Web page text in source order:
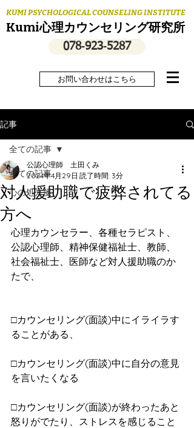
KUMI PSYCHOLOGICAL COUNSELING INSTITUTE
Kumi心理カウンセリング研究所
078‐923‐5287
お問い合わせはこちら
記事
全ての記事
心の処方箋
全ての記事
対人援助職で疲弊されてる
方へ
公認心理師 土田くみ
2024年4月29日 読了時間: 3分
心理カウンセラー、各種セラピスト、
公認心理師、精神保健福祉士、教師、
社会福祉士、医師など対人援助職のか
たで、
□カウンセリング(面談)中にイライラす
ることがある、
□カウンセリング(面談)中に自分の意見
を言いたくなる
□カウンセリング(面談)が終わったあと
怒りがでたり、ストレスを感じること